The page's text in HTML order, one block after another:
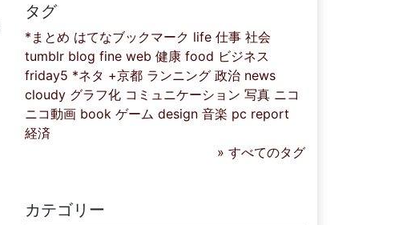
タグ
*まとめ はてなブックマーク life 仕事 社会
tumblr blog fine web 健康 food ビジネス
friday5 *ネタ +京都 ランニング 政治 news
cloudy グラフ化 コミュニケーション 写真 ニコ
ニコ動画 book ゲーム design 音楽 pc report
経済
» すべてのタグ
カテゴリー